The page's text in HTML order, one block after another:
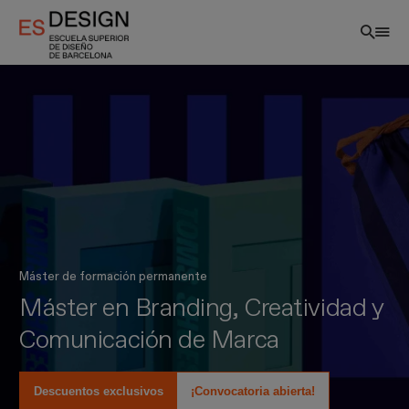
contenido
principal
ES
Máster de formación permanente
Máster en Branding, Creatividad y
Comunicación de Marca
Descuentos exclusivos ¡Convocatoria abierta!